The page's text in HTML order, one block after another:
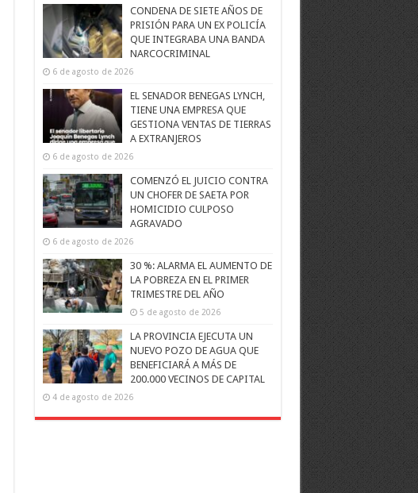
CONDENA DE SIETE AÑOS DE
PRISIÓN PARA UN EX POLICÍA
QUE INTEGRABA UNA BANDA
NARCOCRIMINAL
6 de agosto de 2026
EL SENADOR BENEGAS LYNCH,
TIENE UNA EMPRESA QUE
GESTIONA VENTAS DE TIERRAS
A EXTRANJEROS
6 de agosto de 2026
COMENZÓ EL JUICIO CONTRA
UN CHOFER DE SAETA POR
HOMICIDIO CULPOSO
AGRAVADO
6 de agosto de 2026
30 %: ALARMA EL AUMENTO DE
LA POBREZA EN EL PRIMER
TRIMESTRE DEL AÑO
5 de agosto de 2026
LA PROVINCIA EJECUTA UN
NUEVO POZO DE AGUA QUE
BENEFICIARÁ A MÁS DE
200.000 VECINOS DE CAPITAL
4 de agosto de 2026